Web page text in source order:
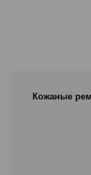
Кожаные